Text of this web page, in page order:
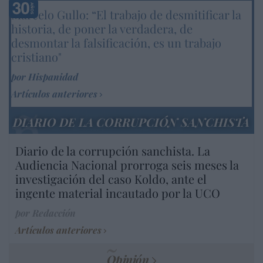
Marcelo Gullo: “El trabajo de desmitificar la
historia, de poner la verdadera, de
desmontar la falsificación, es un trabajo
cristiano"
por Hispanidad
Artículos anteriores
DIARIO DE LA CORRUPCIÓN SANCHISTA
Diario de la corrupción sanchista. La
Audiencia Nacional prorroga seis meses la
investigación del caso Koldo, ante el
ingente material incautado por la UCO
Artículos anteriores
Opinión